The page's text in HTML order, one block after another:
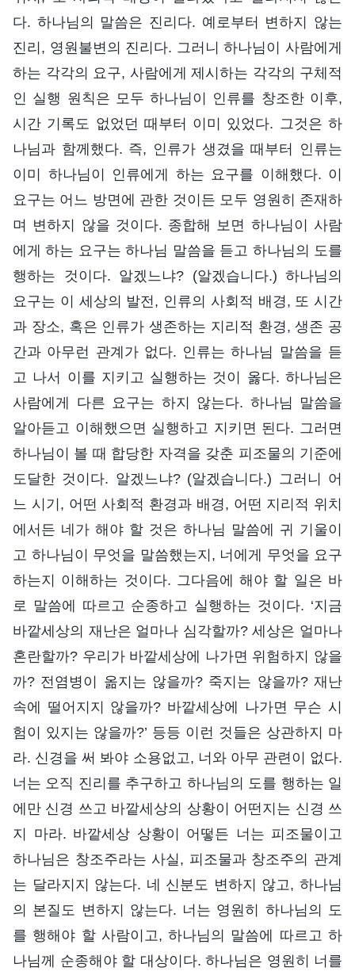
다. 하나님의 말씀은 진리다. 예로부터 변하지 않는
진리, 영원불변의 진리다. 그러니 하나님이 사람에게
하는 각각의 요구, 사람에게 제시하는 각각의 구체적
인 실행 원칙은 모두 하나님이 인류를 창조한 이후,
시간 기록도 없었던 때부터 이미 있었다. 그것은 하
나님과 함께했다. 즉, 인류가 생겼을 때부터 인류는
이미 하나님이 인류에게 하는 요구를 이해했다. 이
요구는 어느 방면에 관한 것이든 모두 영원히 존재하
며 변하지 않을 것이다. 종합해 보면 하나님이 사람
에게 하는 요구는 하나님 말씀을 듣고 하나님의 도를
행하는 것이다. 알겠느냐? (알겠습니다.) 하나님의
요구는 이 세상의 발전, 인류의 사회적 배경, 또 시간
과 장소, 혹은 인류가 생존하는 지리적 환경, 생존 공
간과 아무런 관계가 없다. 인류는 하나님 말씀을 듣
고 나서 이를 지키고 실행하는 것이 옳다. 하나님은
사람에게 다른 요구는 하지 않는다. 하나님 말씀을
알아듣고 이해했으면 실행하고 지키면 된다. 그러면
하나님이 볼 때 합당한 자격을 갖춘 피조물의 기준에
도달한 것이다. 알겠느냐? (알겠습니다.) 그러니 어
느 시기, 어떤 사회적 환경과 배경, 어떤 지리적 위치
에서든 네가 해야 할 것은 하나님 말씀에 귀 기울이
고 하나님이 무엇을 말씀했는지, 너에게 무엇을 요구
하는지 이해하는 것이다. 그다음에 해야 할 일은 바
로 말씀에 따르고 순종하고 실행하는 것이다. ‘지금
바깥세상의 재난은 얼마나 심각할까? 세상은 얼마나
혼란할까? 우리가 바깥세상에 나가면 위험하지 않을
까? 전염병이 옮지는 않을까? 죽지는 않을까? 재난
속에 떨어지지 않을까? 바깥세상에 나가면 무슨 시
험이 있지는 않을까?’ 등등 이런 것들은 상관하지 마
라. 신경을 써 봐야 소용없고, 너와 아무 관련이 없다.
너는 오직 진리를 추구하고 하나님의 도를 행하는 일
에만 신경 쓰고 바깥세상의 상황이 어떤지는 신경 쓰
지 마라. 바깥세상 상황이 어떻든 너는 피조물이고
하나님은 창조주라는 사실, 피조물과 창조주의 관계
는 달라지지 않는다. 네 신분도 변하지 않고, 하나님
의 본질도 변하지 않는다. 너는 영원히 하나님의 도
를 행해야 할 사람이고, 하나님의 말씀에 따르고 하
나님께 순종해야 할 대상이다. 하나님은 영원히 너를